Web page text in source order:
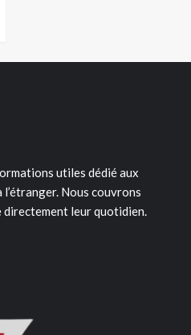
utiles dédié aux
Nous couvrons
leur quotidien.